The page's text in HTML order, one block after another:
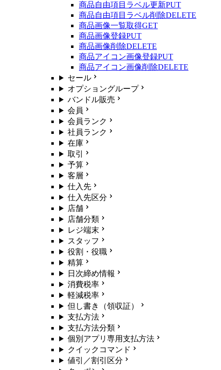
商品自由項目ラベル更新PUT
商品自由項目ラベル削除DELETE
商品画像一覧取得GET
商品画像登録PUT
商品画像削除DELETE
商品アイコン画像登録PUT
商品アイコン画像削除DELETE
セール
オプショングループ
バンドル販売
会員
会員ランク
社員ランク
在庫
取引
予算
客層
仕入先
仕入先区分
店舗
店舗分類
レジ端末
スタッフ
役割・役職
精算
日次締め情報
消費税率
軽減税率
但し書き（領収証）
支払方法
支払方法分類
個別アプリ専用支払方法
クイックコマンド
値引／割引区分